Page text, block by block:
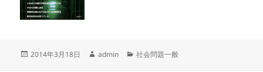
投
2014年3月18日
作
admin
カ
社会問題一般